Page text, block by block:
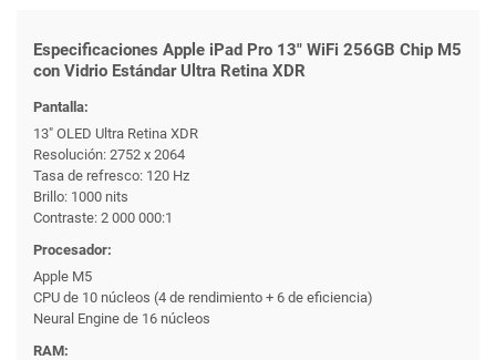
Especificaciones Apple iPad Pro 13" WiFi 256GB Chip M5
con Vidrio Estándar Ultra Retina XDR
Pantalla:
13" OLED Ultra Retina XDR
Resolución: 2752 x 2064
Tasa de refresco: 120 Hz
Brillo: 1000 nits
Contraste: 2 000 000:1
Procesador:
Apple M5
CPU de 10 núcleos (4 de rendimiento + 6 de eficiencia)
Neural Engine de 16 núcleos
RAM: